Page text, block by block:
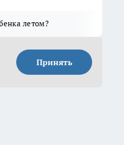
летом?
Принять